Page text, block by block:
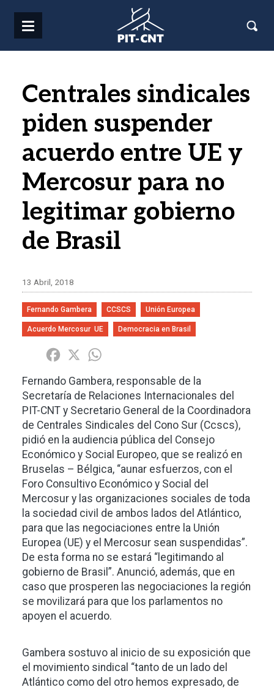
Centrales sindicales
piden suspender
acuerdo entre UE y
Mercosur para no
legitimar gobierno
de Brasil
13 Abril, 2018
Fernando Gambera CCSCS Unión Europea
Acuerdo Mercosur  UE Democracia en Brasil
Share Facebook
X
Fernando Gambera, responsable de la
Secretaría de Relaciones Internacionales del
PIT-CNT y Secretario General de la Coordinadora
de Centrales Sindicales del Cono Sur (Ccscs),
pidió en la audiencia pública del Consejo
Económico y Social Europeo, que se realizó en
Bruselas – Bélgica, “aunar esfuerzos, con el
Foro Consultivo Económico y Social del
Mercosur y las organizaciones sociales de toda
la sociedad civil de ambos lados del Atlántico,
para que las negociaciones entre la Unión
Europea (UE) y el Mercosur sean suspendidas”.
De esta forma no se estará “legitimando al
gobierno de Brasil”. Anunció, además, que en
caso que prosperen las negociaciones la región
se movilizará para que los parlamentos no
apoyen el acuerdo.
Gambera sostuvo al inicio de su exposición que
el movimiento sindical “tanto de un lado del
Atlántico como del otro hemos expresado, de